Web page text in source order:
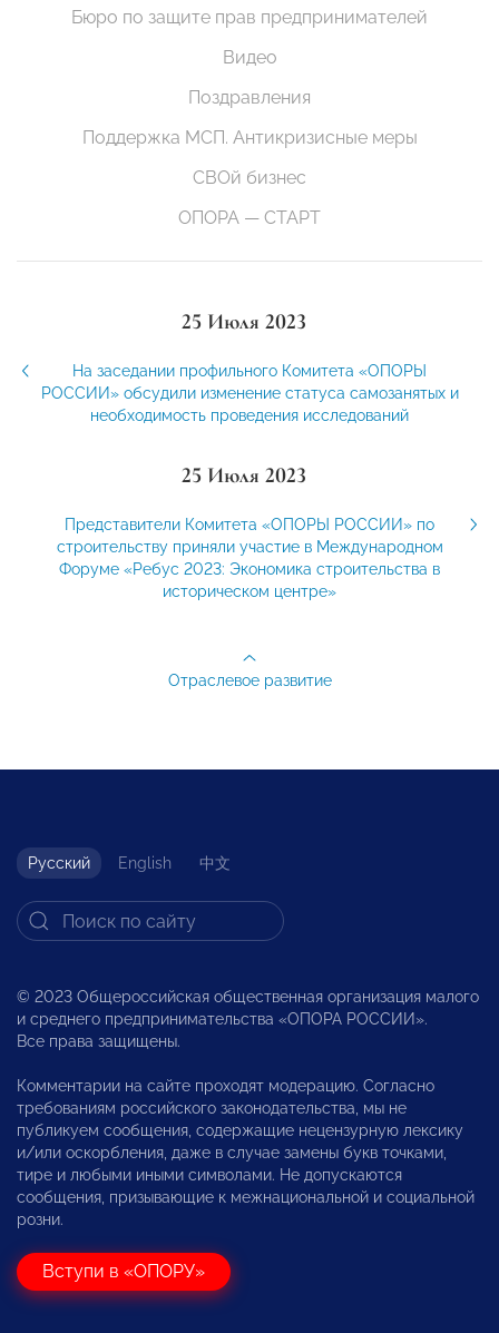
Бюро по защите прав предпринимателей
Видео
Поздравления
Поддержка МСП. Антикризисные меры
СВОй бизнес
ОПОРА — СТАРТ
25 Июля 2023
На заседании профильного Комитета «ОПОРЫ
РОССИИ» обсудили изменение статуса самозанятых и
необходимость проведения исследований
25 Июля 2023
Представители Комитета «ОПОРЫ РОССИИ» по
строительству приняли участие в Международном
Форуме «Ребус 2023: Экономика строительства в
историческом центре»
Отраслевое развитие
Русский English 中文
© 2023 Общероссийская общественная организация малого
и среднего предпринимательства «ОПОРА РОССИИ».
Все права защищены.
Комментарии на сайте проходят модерацию. Согласно
требованиям российского законодательства, мы не
публикуем сообщения, содержащие нецензурную лексику
и/или оскорбления, даже в случае замены букв точками,
тире и любыми иными символами. Не допускаются
сообщения, призывающие к межнациональной и социальной
розни.
Вступи в «ОПОРУ»